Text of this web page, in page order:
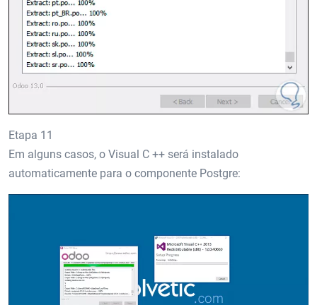
Etapa 11
Em alguns casos, o Visual C ++ será instalado
automaticamente para o componente Postgre: